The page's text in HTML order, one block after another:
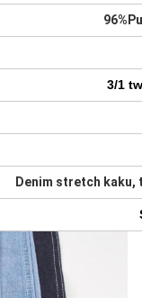
3/1
Denim stretch kaku,